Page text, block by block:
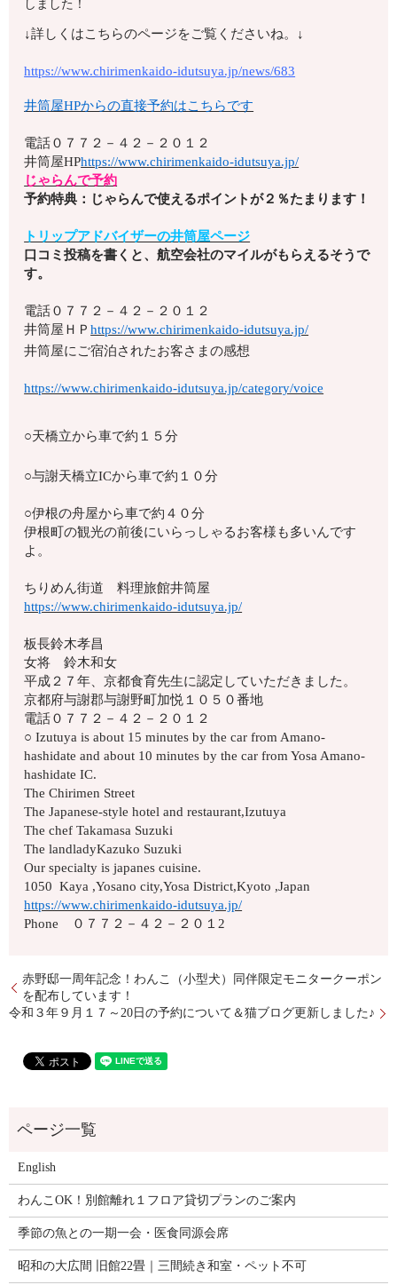
しました！
↓詳しくはこちらのページをご覧くださいね。↓
https://www.chirimenkaido-idutsuya.jp/news/683
井筒屋HPからの直接予約はこちらです
電話０７７２－４２－２０１２
井筒屋HPhttps://www.chirimenkaido-idutsuya.jp/
じゃらんで予約
予約特典：じゃらんで使えるポイントが２％たまります！
トリップアドバイザーの井筒屋ページ
口コミ投稿を書くと、航空会社のマイルがもらえるそうで
す。
電話０７７２－４２－２０１２
井筒屋ＨＰhttps://www.chirimenkaido-idutsuya.jp/
井筒屋にご宿泊されたお客さまの感想
https://www.chirimenkaido-idutsuya.jp/category/voice
○天橋立から車で約１５分
○与謝天橋立ICから車で約１０分
○伊根の舟屋から車で約４０分
伊根町の観光の前後にいらっしゃるお客様も多いんです
よ。
ちりめん街道 料理旅館井筒屋
https://www.chirimenkaido-idutsuya.jp/
板長鈴木孝昌
女将 鈴木和女
平成２７年、京都食育先生に認定していただきました。
京都府与謝郡与謝野町加悦１０５０番地
電話０７７２－４２－２０１２
○ Izutuya is about 15 minutes by the car from Amano-
hashidate and about 10 minutes by the car from Yosa Amano-
hashidate IC.
The Chirimen Street
The Japanese-style hotel and restaurant,Izutuya
The chef Takamasa Suzuki
The landladyKazuko Suzuki
Our specialty is japanes cuisine.
1050 Kaya ,Yosano city,Yosa District,Kyoto ,Japan
https://www.chirimenkaido-idutsuya.jp/
Phone ０７７２－４２－２０１2
赤野邸一周年記念！わんこ（小型犬）同伴限定モニタークーポン
を配布しています！
令和３年９月１７～20日の予約について＆猫ブログ更新しました♪
English
わんこOK！別館離れ１フロア貸切プランのご案内
季節の魚との一期一会・医食同源会席
昭和の大広間 旧館22畳｜三間続き和室・ペット不可